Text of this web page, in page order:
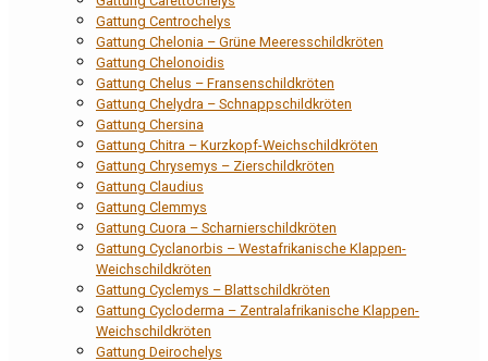
Gattung Centrochelys
Gattung Chelonia – Grüne Meeresschildkröten
Gattung Chelonoidis
Gattung Chelus – Fransenschildkröten
Gattung Chelydra – Schnappschildkröten
Gattung Chersina
Gattung Chitra – Kurzkopf-Weichschildkröten
Gattung Chrysemys – Zierschildkröten
Gattung Claudius
Gattung Clemmys
Gattung Cuora – Scharnierschildkröten
Gattung Cyclanorbis – Westafrikanische Klappen-
Weichschildkröten
Gattung Cyclemys – Blattschildkröten
Gattung Cycloderma – Zentralafrikanische Klappen-
Weichschildkröten
Gattung Deirochelys